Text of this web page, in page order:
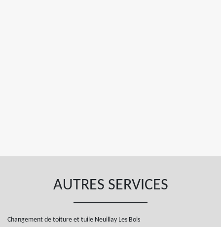
AUTRES SERVICES
Changement de toiture et tuile Neuillay Les Bois